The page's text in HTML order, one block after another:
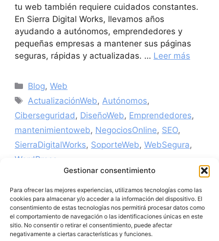
Gestionar consentimiento
Para ofrecer las mejores experiencias, utilizamos tecnologías como las
cookies para almacenar y/o acceder a la información del dispositivo. El
consentimiento de estas tecnologías nos permitirá procesar datos como
el comportamiento de navegación o las identificaciones únicas en este
sitio. No consentir o retirar el consentimiento, puede afectar
negativamente a ciertas características y funciones.
tu web también requiere cuidados constantes.
En Sierra Digital Works, llevamos años
ayudando a autónomos, emprendedores y
pequeñas empresas a mantener sus páginas
seguras, rápidas y actualizadas. … Leer más
Blog,Web
ActualizaciónWeb, Autónomos,
Ciberseguridad , DiseñoWeb, Emprendedores,
mantenimientoweb, NegociosOnline, SEO,
SierraDigitalWorks, SoporteWeb, WebSegura,
WordPress